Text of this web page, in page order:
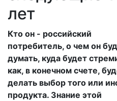
лет
Кто он - российский
потребитель, о чем он
думать, куда будет
как, в конечном счете,
делать выбор того или
продукта. Знание этой